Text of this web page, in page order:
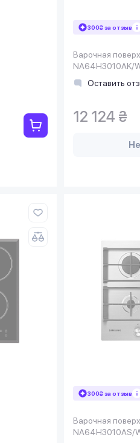
300₴ за отзыв
Варочная
NA64H3010AK/
Оставить
12 124 ₴
300₴ за отзыв
Варочная
NA64H3010AS/